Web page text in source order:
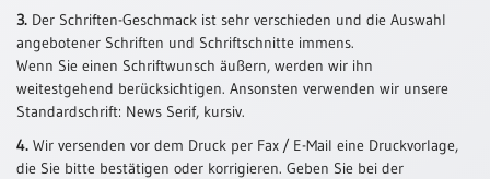
/
Firmung
/
Erstkommunion
Liebe
/
(Jubel)Hochzeit
3. Der Schriften-Geschmack ist sehr verschieden und die Auswahl
angebotener Schriften und Schriftschnitte immens.
Wenn Sie einen Schriftwunsch äußern, werden wir ihn
weitestgehend berücksichtigen. Ansonsten verwenden wir unsere
Standardschrift: News Serif, kursiv.
4. Wir versenden vor dem Druck per Fax / E-Mail eine Druckvorlage,
die Sie bitte bestätigen oder korrigieren. Geben Sie bei der